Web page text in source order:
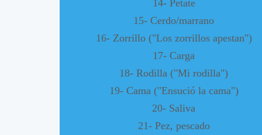
14- Petate
15- Cerdo/marrano
16- Zorrillo ("Los zorrillos apestan")
17- Carga
18- Rodilla ("Mi rodilla")
19- Cama ("Ensució la cama")
20- Saliva
21- Pez, pescado